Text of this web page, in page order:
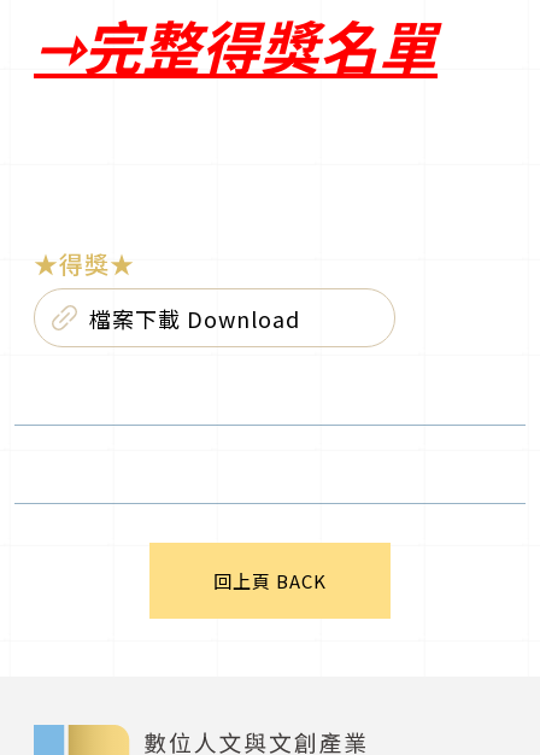
⇾完整得獎名單
★得獎★
檔案下載 Download
回上頁 BACK